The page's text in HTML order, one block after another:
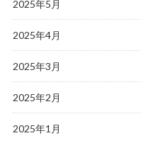
2025年5月
2025年4月
2025年3月
2025年2月
2025年1月